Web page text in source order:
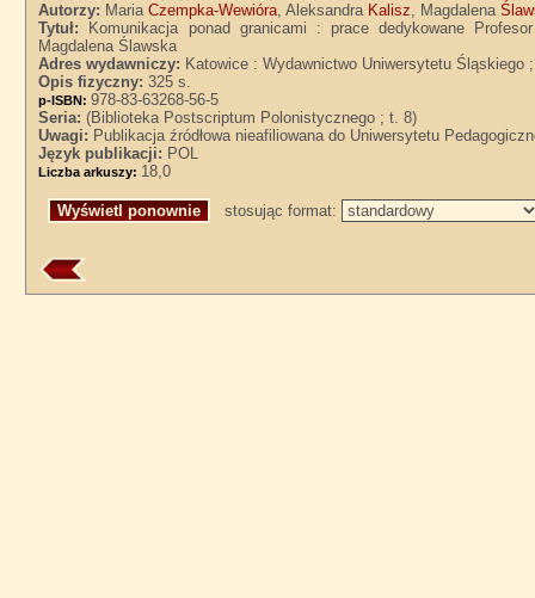
Autorzy: MariaCzempka-Wewióra, Aleksandra Kalisz, Magdalena
Tytuł:
Komunikacja ponad granicami : prace dedykowane
Magdalena Ślawska
Adres wydawniczy: Katowice : Wydawnictwo Uniwersytetu Śląskiego
Opis fizyczny:325 s.
p-ISBN:978-83-63268-56-5
Seria:(Biblioteka Postscriptum Polonistycznego ; t. 8)
Uwagi: Publikacja źródłowa nieafiliowana do Uniwersytetu
Język publikacji: POL
Liczba arkuszy: 18,0
stosując format: